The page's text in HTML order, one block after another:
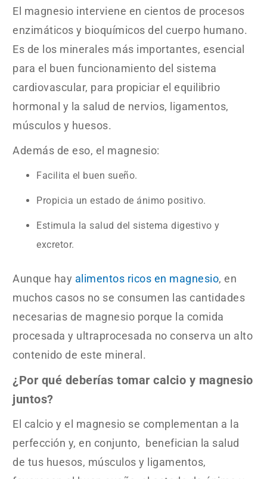
El magnesio interviene en cientos de procesos
enzimáticos y bioquímicos del cuerpo humano.
Es de los minerales más importantes, esencial
para el buen funcionamiento del sistema
cardiovascular, para propiciar el equilibrio
hormonal y la salud de nervios, ligamentos,
músculos y huesos.
Además de eso, el magnesio:
Facilita el buen sueño.
Propicia un estado de ánimo positivo.
Estimula la salud del sistema digestivo y
excretor.
Aunque hay alimentos ricos en magnesio, en
muchos casos no se consumen las cantidades
necesarias de magnesio porque la comida
procesada y ultraprocesada no conserva un alto
contenido de este mineral.
¿Por qué deberías tomar calcio y magnesio
juntos?
El calcio y el magnesio se complementan a la
perfección y, en conjunto, benefician la salud
de tus huesos, músculos y ligamentos,